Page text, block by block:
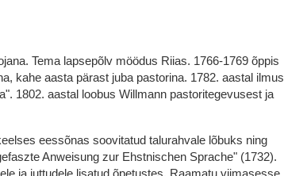
Tema lapsepõlv möödus Riias. 1766-1769 õppis
kahe aasta pärast juba pastorina. 1782. aastal ilmus
1802. aastal loobus Willmann pastoritegevusest ja
eessõnas soovitatud talurahvale lõbuks ning
Anweisung zur Ehstnischen Sprache" (1732).
ja juttudele lisatud õpetustes. Raamatu viimasesse